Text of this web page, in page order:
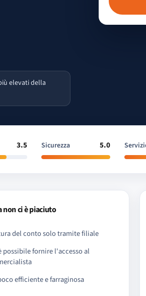
elevati della
3.5 Sicurezza 5.0
non ci è piaciuto
del conto solo tramite filiale
possibile fornire l'accesso al
efficiente e farraginosa